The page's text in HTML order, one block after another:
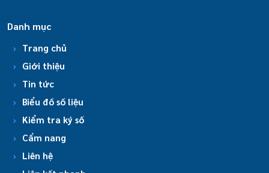
Danh mục
Trang chủ
Giới thiệu
Tin tức
Biểu đồ số liệu
Kiểm tra ký số
Cẩm nang
Liên hệ